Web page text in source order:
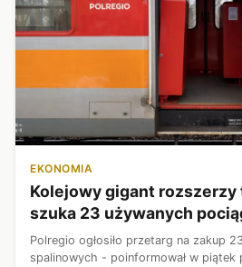
EKONOMIA
Kolejowy gigant rozszerzy
szuka 23 używanych
Polregio ogłosiło przetarg na zakup
spalinowych - poinformował w piątek